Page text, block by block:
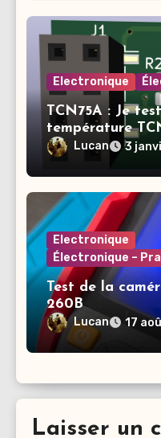
Electronique
TCN75A : Je
température
Lucan 3
Electronique
Électronique –
Test de la
260B
Lucan 17
Laisser un